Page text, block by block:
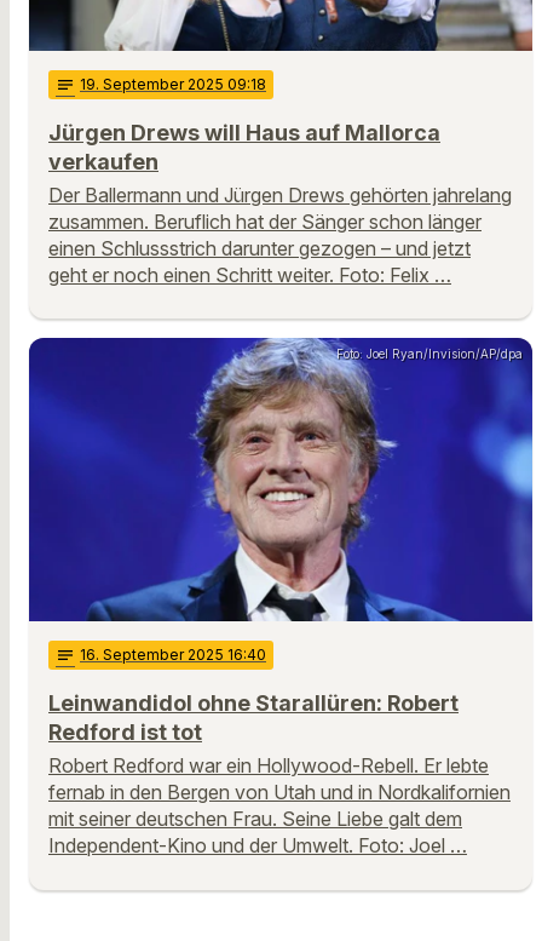
notes 19. September 2025 09:18
Jürgen Drews will Haus auf Mallorca
verkaufen
Der Ballermann und Jürgen Drews gehörten jahrelang
zusammen. Beruflich hat der Sänger schon länger
einen Schlussstrich darunter gezogen – und jetzt
geht er noch einen Schritt weiter. Foto: Felix …
Foto: Joel Ryan/Invision/AP/dpa
notes 16. September 2025 16:40
Leinwandidol ohne Starallüren: Robert
Redford ist tot
Robert Redford war ein Hollywood-Rebell. Er lebte
fernab in den Bergen von Utah und in Nordkalifornien
mit seiner deutschen Frau. Seine Liebe galt dem
Independent-Kino und der Umwelt. Foto: Joel …